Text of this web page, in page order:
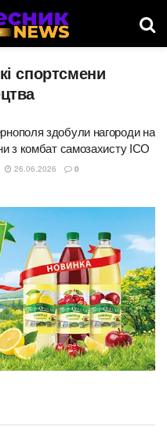
спортсмени
здобули нагороди на
з комбат самозахисту ІСО
26.06.2026 0